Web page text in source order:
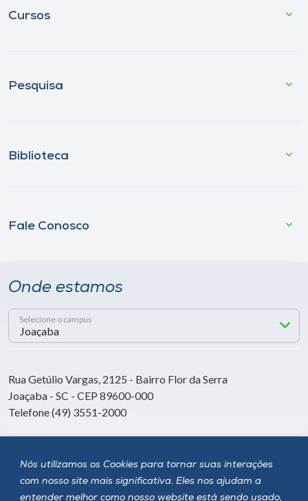
Nós utilizamos os Cookies para tornar suas interações
com nosso site mais significativa. Eles nos ajudam a
entender melhor como nosso website está sendo usado,
Cursos
Pesquisa
Biblioteca
Fale Conosco
Onde estamos
Selecione o campus
Rua Getúlio Vargas, 2125 - Bairro Flor da Serra
Joaçaba - SC - CEP 89600-000
Telefone (49) 3551-2000
Siga a Unoesc